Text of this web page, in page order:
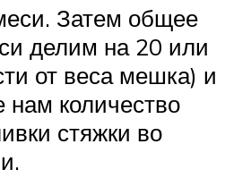
Затем общее
делим на 20 или
от веса мешка) и
количество
стяжки во